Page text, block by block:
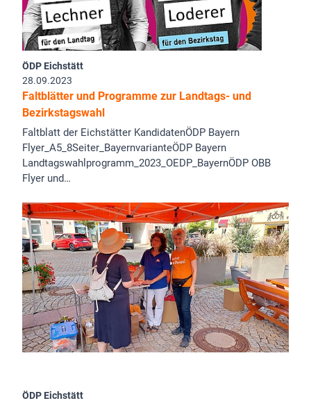
ÖDP Eichstätt
28.09.2023
Faltblätter und Programme zur Landtags- und
Bezirkstagswahl
Faltblatt der Eichstätter KandidatenÖDP Bayern
Flyer_A5_8Seiter_BayernvarianteÖDP Bayern
Landtagswahlprogramm_2023_OEDP_BayernÖDP OBB
Flyer und…
ÖDP Eichstätt